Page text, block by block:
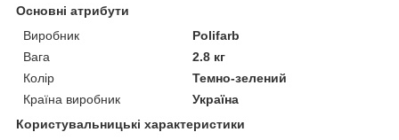
Основні атрибути
Виробник
Polifarb
Вага
2.8 кг
Колір
Темно-зелений
Країна виробник
Україна
Користувальницькі характеристики